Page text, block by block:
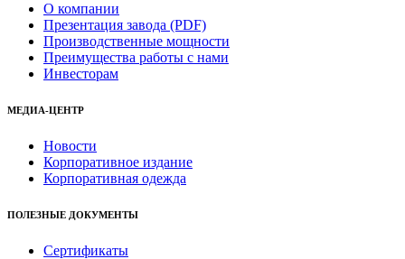
О компании
Презентация завода (PDF)
Производственные мощности
Преимущества работы с нами
Инвесторам
МЕДИА-ЦЕНТР
Новости
Корпоративное издание
Корпоративная одежда
ПОЛЕЗНЫЕ ДОКУМЕНТЫ
Сертификаты